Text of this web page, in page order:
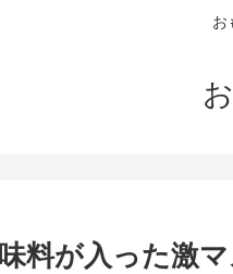
お
料が入った激